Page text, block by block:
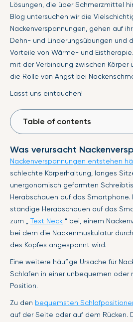
Lösungen, die über Schmerzmittel
Blog untersuchen wir die
Nackenverspannungen, gehen auf
Dehn- und Linderungsübungen und
Vorteile von Wärme- und
mit der Verbindung zwischen Körper
die Rolle von Angst bei
Lasst uns eintauchen!
Table of contents
Was verursacht
Nackenverspannungen entstehen
schlechte Körperhaltung, langes
unergonomisch geformten
Herabschauen auf das Smartphone.
ständige Herabschauen auf das
zum „ Text Neck “ bei, einem
bei dem die Nackenmuskulatur
des Kopfes angespannt wird.
Eine weitere häufige Ursache für
Schlafen in einer unbequemen oder
Position.
Zu den bequemsten
auf der Seite oder auf dem Rücken.